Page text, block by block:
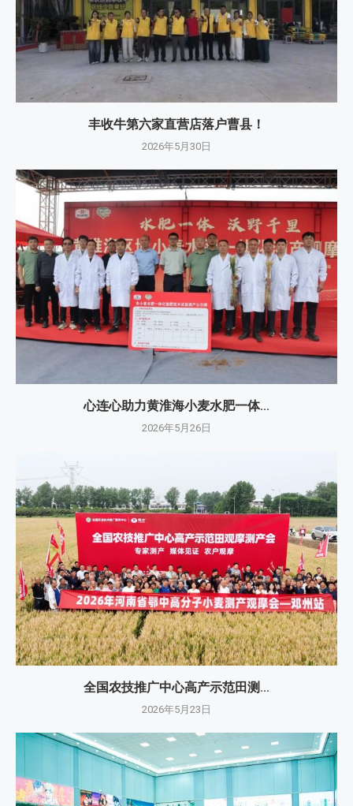
丰收牛第六家直营店落户曹县！
2026年5月30日
心连心助力黄淮海小麦水肥一体...
2026年5月26日
全国农技推广中心高产示范田测...
2026年5月23日